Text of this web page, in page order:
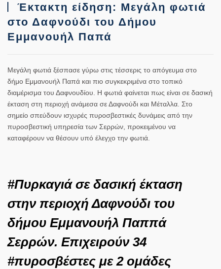
Έκτακτη είδηση: Μεγάλη φωτιά
στο Δαφνούδι του Δήμου
Εμμανουήλ Παπά
Μεγάλη φωτιά ξέσπασε γύρω στις τέσσερις το απόγευμα στο
δήμο Εμμανουήλ Παπά και πιο συγκεκριμένα στο τοπικό
διαμέρισμα του Δαφνουδίου. Η φωτιά φαίνεται πως είναι σε δασική
έκταση στη περιοχή ανάμεσα σε Δαφνούδι και Μέταλλα. Στο
σημείο σπεύδουν ισχυρές πυροσβεστικές δυνάμεις από την
πυροσβεστική υπηρεσία των Σερρών, προκειμένου να
καταφέρουν να θέσουν υπό έλεγχο την φωτιά.
#Πυρκαγιάσε δασική έκταση
στην περιοχή Δαφνούδι του
δήμου Εμμανουήλ Παππά
Σερρών. Επιχειρούν 34
#πυροσβέστες με 2 ομάδες